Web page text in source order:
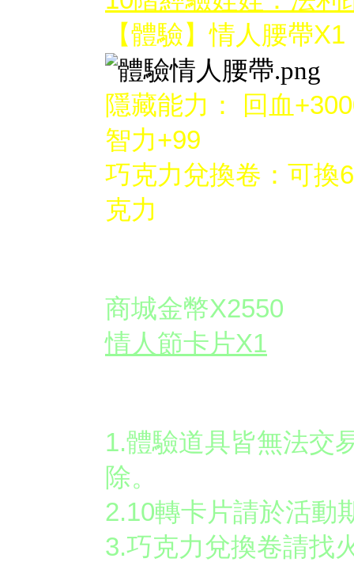
【體驗】情人腰帶X1
隱藏能力：
回血
智力+99
巧克力兌換卷：可換
克力
商城金幣X2550
情人節卡片X1
1.體驗道具皆無法交
除。
2.10轉卡片請於活動
3.巧克力兌換卷請找